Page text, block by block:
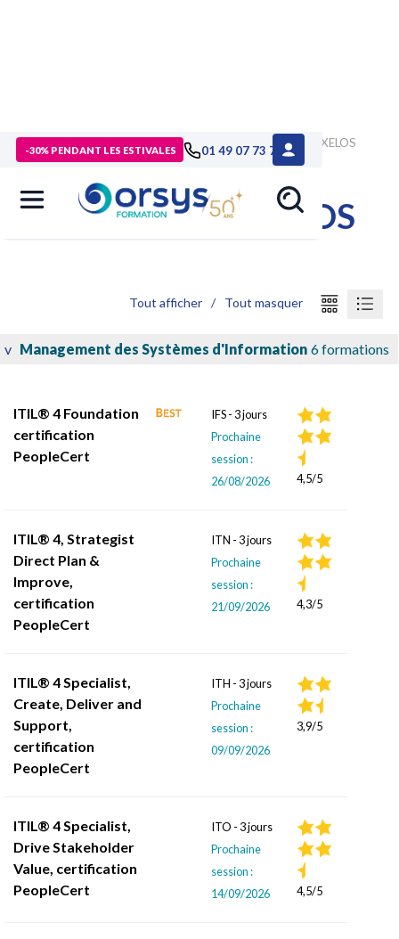
-30% PENDANT LES ESTIVALES 01 49 07 73 73
> Certifications éditeurs IT et management > Certification AXELOS
Certification AXELOS
Tout afficher / Tout masquer
Management des Systèmes d'Information 6 formations
v
ITIL® 4 Foundation
certification
PeopleCert
IFS - 3 jours
Prochaine
session :
26/08/2026
4,5/5
ITIL® 4, Strategist
Direct Plan &
Improve,
certification
PeopleCert
ITN - 3 jours
Prochaine
session :
21/09/2026
4,3/5
ITIL® 4 Specialist,
Create, Deliver and
Support,
certification
PeopleCert
ITH - 3 jours
Prochaine
session :
09/09/2026
3,9/5
ITIL® 4 Specialist,
Drive Stakeholder
Value, certification
PeopleCert
ITO - 3 jours
Prochaine
session :
14/09/2026
4,5/5